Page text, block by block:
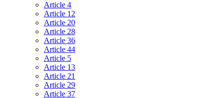
Article 4
Article 12
Article 20
Article 28
Article 36
Article 44
Article 5
Article 13
Article 21
Article 29
Article 37